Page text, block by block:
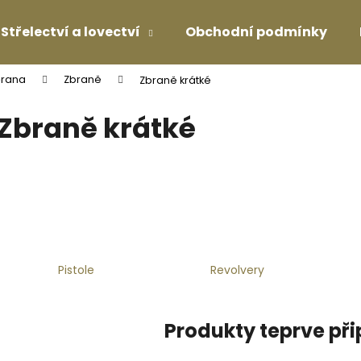
Střelectví a lovectví Obchodní podmínky
Zbraně Zbraně krátké
krátké
Pistole Revolvery
Produkty teprve
Co potřebujete najít?